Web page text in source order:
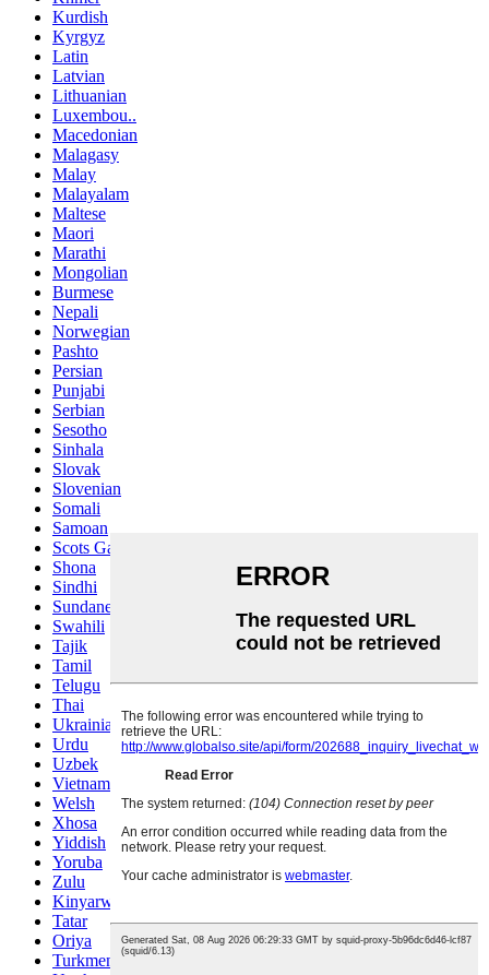
Kurdish
Kyrgyz
Latin
Latvian
Lithuanian
Luxembou..
Macedonian
Malagasy
Malay
Malayalam
Maltese
Maori
Marathi
Mongolian
Burmese
Nepali
Norwegian
Pashto
Persian
Punjabi
Serbian
Sesotho
Sinhala
Slovak
Slovenian
Somali
Samoan
Scots Gaelic
Shona
Sindhi
Sundanese
Swahili
Tajik
Tamil
Telugu
Thai
Ukrainian
Urdu
Uzbek
Vietnamese
Welsh
Xhosa
Yiddish
Yoruba
Zulu
Kinyarwanda
Tatar
Oriya
Turkmen